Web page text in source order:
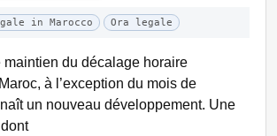
in Marocco Ora legale
maintien du décalage horaire
à l’exception du mois de
un nouveau développement. Une